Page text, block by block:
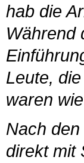
hab die
Während
Leute,
waren
Nach
direkt mit